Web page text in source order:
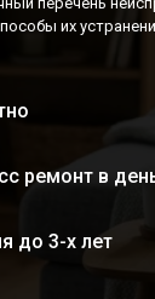
их
ремонт в
до 3-х лет